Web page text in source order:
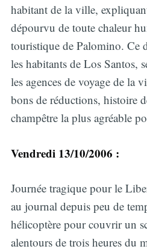
habitant de la ville,
dépourvu de toute chaleur
touristique de Palomino. Ce
les habitants de Los Santos,
les agences de voyage de la
bons de réductions, histoire
champêtre la plus agréable
Vendredi 13/10/2006 :
Journée tragique pour le
au journal depuis peu de
hélicoptère pour couvrir un
alentours de trois heures du